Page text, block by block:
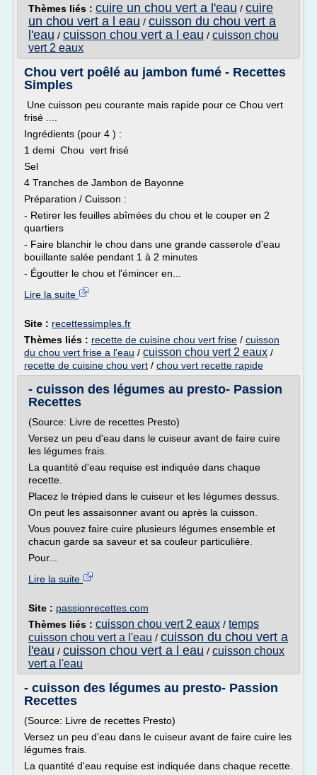
Thèmes liés : cuire un chou vert a l'eau / cuire
un chou vert a l eau / cuisson du chou vert a
l'eau / cuisson chou vert a l eau / cuisson chou
vert 2 eaux
Chou vert poêlé au jambon fumé - Recettes
Simples
Une cuisson peu courante mais rapide pour ce Chou vert
frisé ....
Ingrédients (pour 4 ) :
1 demi Chou vert frisé
Sel
4 Tranches de Jambon de Bayonne
Préparation / Cuisson :
- Retirer les feuilles abîmées du chou et le couper en 2
quartiers
- Faire blanchir le chou dans une grande casserole d'eau
bouillante salée pendant 1 à 2 minutes
- Égoutter le chou et l'émincer en...
Lire la suite
Site : recettessimples.fr
Thèmes liés : recette de cuisine chou vert frise / cuisson
du chou vert frise a l'eau / cuisson chou vert 2 eaux /
recette de cuisine chou vert / chou vert recette rapide
- cuisson des légumes au presto- Passion
Recettes
(Source: Livre de recettes Presto)
Versez un peu d'eau dans le cuiseur avant de faire cuire
les légumes frais.
La quantité d'eau requise est indiquée dans chaque
recette.
Placez le trépied dans le cuiseur et les Iégumes dessus.
On peut les assaisonner avant ou après la cuisson.
Vous pouvez faire cuire plusieurs légumes ensemble et
chacun garde sa saveur et sa couleur particulière.
Pour...
Lire la suite
Site : passionrecettes.com
Thèmes liés : cuisson chou vert 2 eaux / temps
cuisson chou vert a l'eau / cuisson du chou vert a
l'eau / cuisson chou vert a l eau / cuisson choux
vert a l'eau
- cuisson des légumes au presto- Passion
Recettes
(Source: Livre de recettes Presto)
Versez un peu d'eau dans le cuiseur avant de faire cuire les
légumes frais.
La quantité d'eau requise est indiquée dans chaque recette.